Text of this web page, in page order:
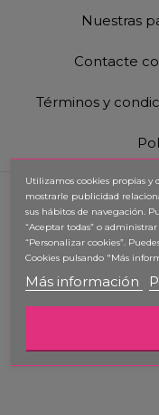
Nuestras
Contacte
Términos y
Utilizamos cookies propias y
mostrarle publicidad
sus hábitos de navegación.
“Aceptar todas” o
“Personalizar cookies”.
Cookies pulsando "Más
Más información